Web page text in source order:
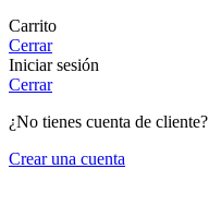
Carrito
Cerrar
Iniciar sesión
Cerrar
¿No tienes cuenta de cliente?
Crear una cuenta